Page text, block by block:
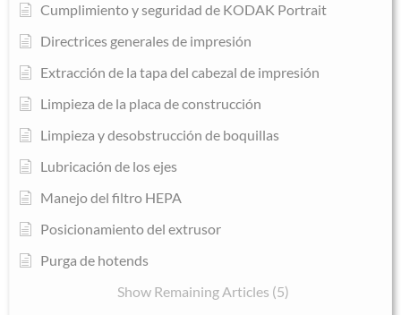
Cumplimiento y seguridad de KODAK Portrait
Directrices generales de impresión
Extracción de la tapa del cabezal de impresión
Limpieza de la placa de construcción
Limpieza y desobstrucción de boquillas
Lubricación de los ejes
Manejo del filtro HEPA
Posicionamiento del extrusor
Purga de hotends
Show Remaining Articles (5)